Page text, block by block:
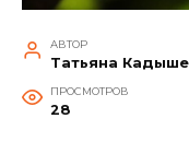
АВТОР
Татьяна
ПРОСМОТРОВ
28